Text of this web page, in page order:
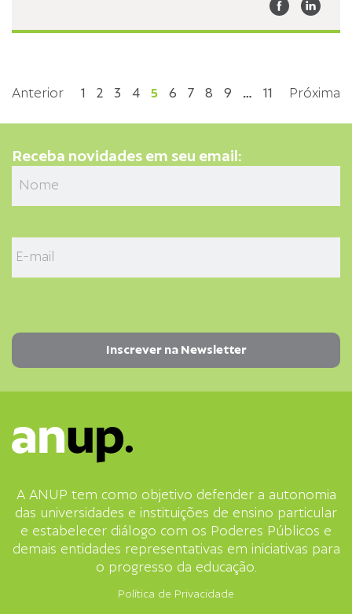
Anterior 1 2 3 4 5 6 7 8 9 … 11 Próxima
Receba novidades em seu email:
A ANUP tem como objetivo defender a autonomia
das universidades e instituições de ensino particular
e estabelecer diálogo com os Poderes Públicos e
demais entidades representativas em iniciativas para
o progresso da educação.
Política de Privacidade